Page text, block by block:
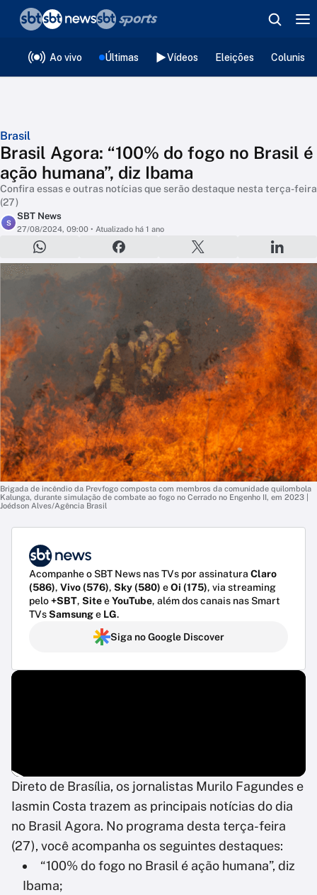
Ao vivo Últimas Vídeos Eleições
Brasil
Brasil Agora: “100% do fogo no Brasil é
ação humana”, diz Ibama
Confira essas e outras notícias que serão destaque nesta terça-feira
(27)
S
SBT News
27/08/2024, 09:00 • Atualizado há 1 ano
Brigada de incêndio da Prevfogo composta com membros da comunidade quilombola
Kalunga, durante simulação de combate ao fogo no Cerrado no Engenho II, em 2023 |
Joédson Alves/Agência Brasil
Acompanhe o SBT News nas TVs por assinatura Claro
(586), Vivo (576), Sky (580) eOi (175), via streaming
pelo+SBT, SiteeYouTube, além dos canais nas Smart
TVsSamsunge LG.
Siga no Google Discover
Direto de Brasília, os jornalistas Murilo Fagundes e
Iasmin Costa trazem as principais notícias do dia
no Brasil Agora. No programa desta terça-feira
(27), você acompanha os seguintes destaques:
“100% do fogo no Brasil é ação humana”, diz
Ibama;
❮voltar
Editorias